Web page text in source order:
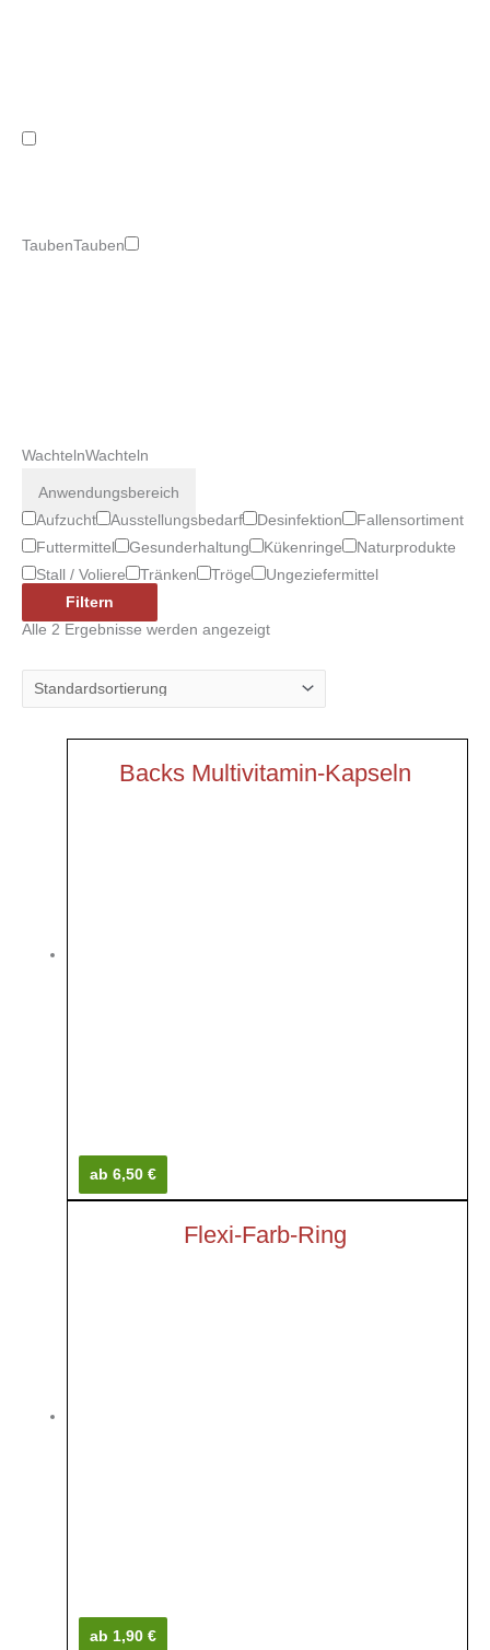
TaubenTauben
WachtelnWachteln
Anwendungsbereich
Aufzucht
Ausstellungsbedarf Desinfektion
Fallensortiment
Futtermittel
Gesunderhaltung Kükenringe
Naturprodukte
Stall / Voliere
Tränken Tröge
Ungeziefermittel
Filtern
Alle 2 Ergebnisse werden angezeigt
Backs Multivitamin-Kapseln
ab 6,50 €
Flexi-Farb-Ring
ab 1,90 €